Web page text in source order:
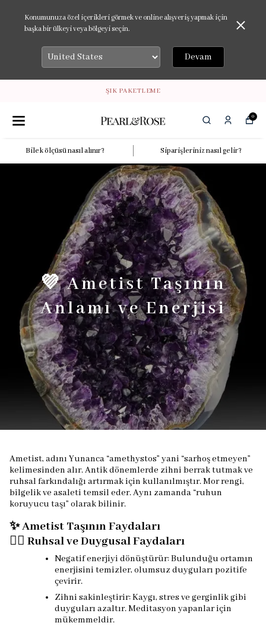
Konumunuza özel içerikleri görmek ve online alışveriş yapmak için
başka bir ülkeyi veya bölgeyi seçin.
Devam
ŞIK PAKETLEME
0
Bilek ölçüsü nasıl alınır? Siparişleriniz nasıl gelir?
💜 Ametist Taşının
Anlamı ve Enerjisi
Ametist, adını Yunanca “amethystos” yani “sarhoş etmeyen”
kelimesinden alır. Antik dönemlerde zihni berrak tutmak ve
ruhsal farkındalığı artırmak için kullanılmıştır. Mor rengi,
bilgelik ve asaleti temsil eder. Aynı zamanda “ruhun
koruyucu taşı” olarak bilinir.
✨ Ametist Taşının Faydaları
🧘‍♀️ Ruhsal ve Duygusal Faydaları
Negatif enerjiyi dönüştürür: Bulunduğu ortamın
enerjisini temizler, olumsuz duyguları pozitife
çevirir.
Zihni sakinleştirir: Kaygı, stres ve gerginlik gibi
duyguları azaltır. Meditasyon yapanlar için
mükemmeldir.